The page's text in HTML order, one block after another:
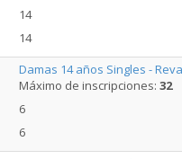
14
14
Damas 14 años Singles -
Máximo de inscripciones:32
6
6